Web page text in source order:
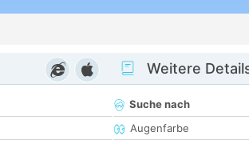
Weitere
Suche nach
Augenfarbe